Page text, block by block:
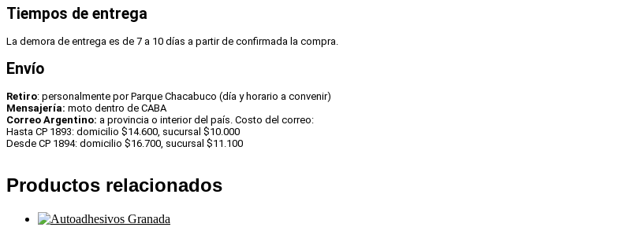
Tiempos de entrega
La demora de entrega es de 7 a 10 días a partir de confirmada la compra.
Envío
Retiro: personalmente por Parque Chacabuco (día y horario a convenir)
Mensajería: moto dentro de CABA
Correo Argentino: a provincia o interior del país. Costo del correo:
Hasta CP 1893: domicilio $14.600, sucursal $10.000
Desde CP 1894: domicilio $16.700, sucursal $11.100
Productos relacionados